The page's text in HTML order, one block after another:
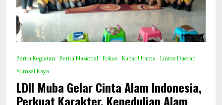
Berita Kegiatan Berita Nasional Fokus Kabar Utama
Lintas Daerah
Sumsel Raya
LDII Muba Gelar Cinta Alam Indonesia,
Perkuat Karakter, Kepedulian Alam